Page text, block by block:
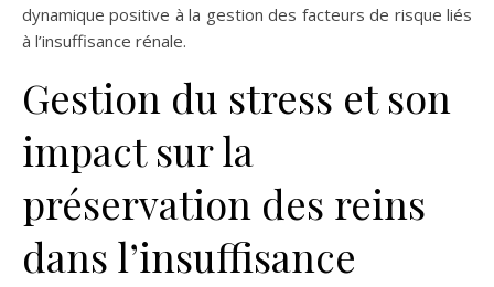
dynamique positive à la gestion des facteurs de risque liés
à l’insuffisance rénale.
Gestion du stress et son
impact sur la
préservation des reins
dans l’insuffisance